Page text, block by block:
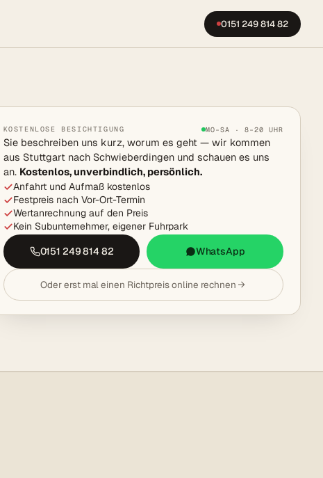
0151 249 814 82
KOSTENLOSE BESICHTIGUNG MO–SA · 8–20 UHR
Sie beschreiben uns kurz, worum es geht — wir kommen
aus Stuttgart nach Schwieberdingen und schauen es uns
an. Kostenlos, unverbindlich, persönlich.
Anfahrt und Aufmaß kostenlos
Festpreis nach Vor-Ort-Termin
Wertanrechnung auf den Preis
Kein Subunternehmer, eigener Fuhrpark
0151 249 814 82
WhatsApp
Oder erst mal einen Richtpreis online rechnen